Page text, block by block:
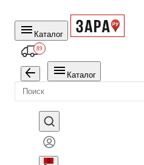
Каталог
89
Каталог
0